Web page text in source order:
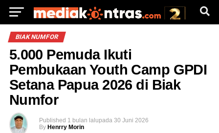
BIAK NUMFOR
5.000 Pemuda Ikuti
Pembukaan Youth Camp GPDI
Setana Papua 2026 di Biak
Numfor
Published 1 bulan lalupada 30 Juni 2026
By Henrry Morin